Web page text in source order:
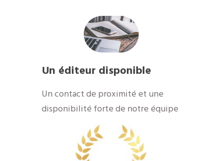
Un éditeur disponible
​Un contact de proximité et une
disponibilité forte de notre équipe